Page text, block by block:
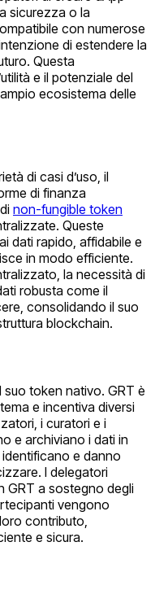
sicurezza o la
con numerose
di estendere la
Questa
e il potenziale del
ecosistema delle
di casi d’uso, il
di finanza
non-fungible token
Queste
dati rapido, affidabile e
in modo efficiente.
la necessità di
robusta come il
consolidando il suo
blockchain.
token nativo. GRT è
e incentiva diversi
i curatori e i
e archiviano i dati in
e danno
I delegatori
GRT a sostegno degli
vengono
contributo,
e sicura.